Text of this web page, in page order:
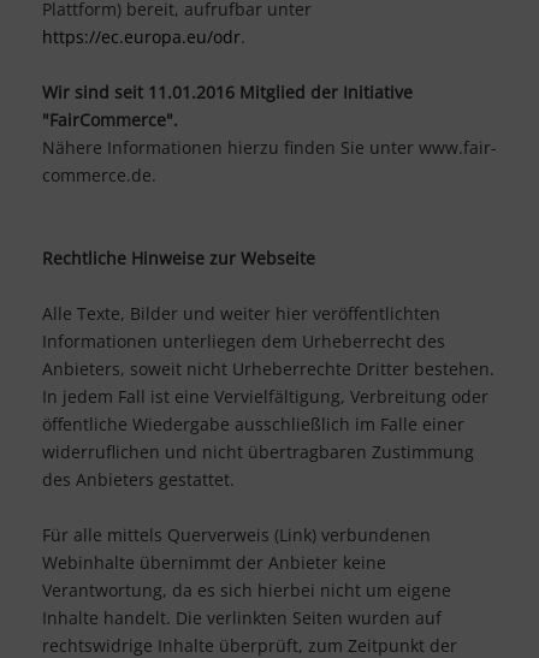
Plattform) bereit, aufrufbar unter
https://ec.europa.eu/odr.
Wir sind seit 11.01.2016 Mitglied der Initiative
"FairCommerce".
Nähere Informationen hierzu finden Sie unter www.fair-
commerce.de.
Rechtliche Hinweise zur Webseite
Alle Texte, Bilder und weiter hier veröffentlichten
Informationen unterliegen dem Urheberrecht des
Anbieters, soweit nicht Urheberrechte Dritter bestehen.
In jedem Fall ist eine Vervielfältigung, Verbreitung oder
öffentliche Wiedergabe ausschließlich im Falle einer
widerruflichen und nicht übertragbaren Zustimmung
des Anbieters gestattet.
Für alle mittels Querverweis (Link) verbundenen
Webinhalte übernimmt der Anbieter keine
Verantwortung, da es sich hierbei nicht um eigene
Inhalte handelt. Die verlinkten Seiten wurden auf
rechtswidrige Inhalte überprüft, zum Zeitpunkt der